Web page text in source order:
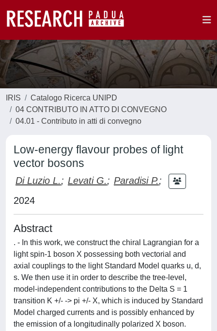
IRIS
Catalogo Ricerca UNIPD
04 CONTRIBUTO IN ATTO DI CONVEGNO
04.01 - Contributo in atti di convegno
Low-energy flavour probes of light
vector bosons
Di Luzio L.; Levati G.; Paradisi P.;
2024
Abstract
. - In this work, we construct the chiral Lagrangian for a
light spin-1 boson X possessing both vectorial and
axial couplings to the light Standard Model quarks u, d,
s. We then use it in order to describe the tree-level,
model-independent contributions to the Delta S = 1
transition K +/- -> pi +/- X, which is induced by Standard
Model charged currents and is possibly enhanced by
the emission of a longitudinally polarized X boson.